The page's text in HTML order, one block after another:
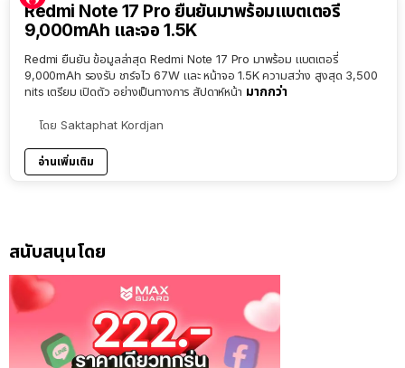
Redmi Note 17 Pro ยืนยันมาพร้อมแบตเตอรี่
9,000mAh และจอ 1.5K
Redmi ยืนยัน ข้อมูลล่าสุด Redmi Note 17 Pro มาพร้อม แบตเตอรี่
9,000mAh รองรับ ชาร์จไว 67W และ หน้าจอ 1.5K ความสว่าง สูงสุด 3,500
nits เตรียม เปิดตัว อย่างเป็นทางการ สัปดาห์หน้า มากกว่า
โดย Saktaphat Kordjan
อ่านเพิ่มเติม
สนับสนุนโดย